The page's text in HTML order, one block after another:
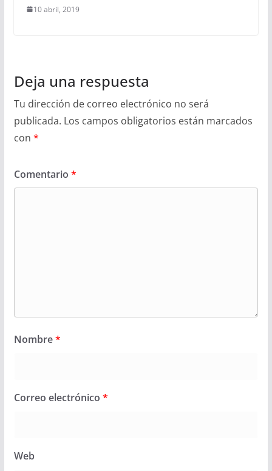
10 abril, 2019
Deja una respuesta
Tu dirección de correo electrónico no será
publicada. Los campos obligatorios están marcados
con *
Comentario *
Nombre*
Correo electrónico *
Web